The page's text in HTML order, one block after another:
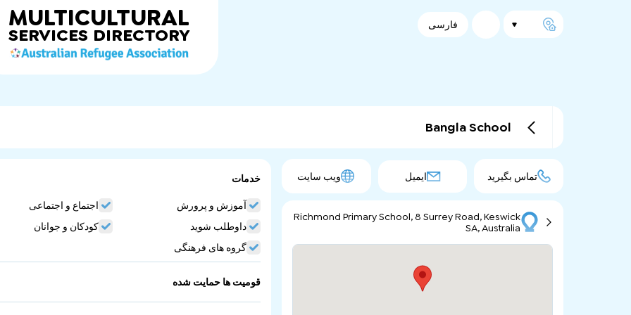
فارسی MULTICULTURAL
SERVICES DIRECTORY
Bangla School
تماس بگیرید ایمیل ویب سایت
Richmond Primary School, 8 Surrey Road, Keswick
SA, Australia
خدمات
آموزش و پرورش
اجتماع و اجتماعی
داوطلب شوید
کودکان و جوانان
گروه های فرهنگی
قومیت ها حمایت شده